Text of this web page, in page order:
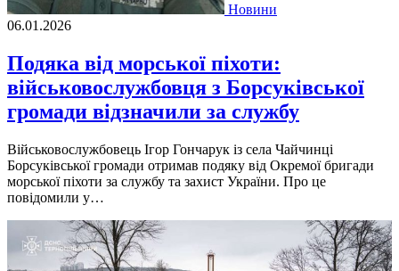
Новини
06.01.2026
Подяка від морської піхоти:
військовослужбовця з Борсуківської
громади відзначили за службу
Військовослужбовець Ігор Гончарук із села Чайчинці
Борсуківської громади отримав подяку від Окремої бригади
морської піхоти за службу та захист України. Про це
повідомили у…